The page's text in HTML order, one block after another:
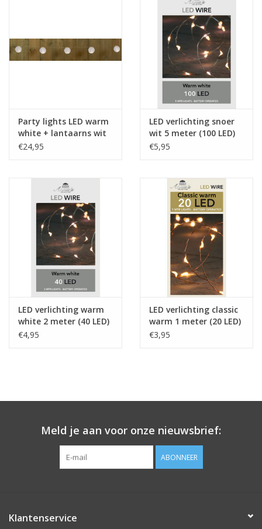
Party lights LED warm
white + lantaarns wit
7.2 meter
€24,95
LED verlichting snoer
wit 5 meter (100 LED)
€5,95
LED verlichting warm
white 2 meter (40 LED)
€4,95
LED verlichting classic
warm 1 meter (20 LED)
€3,95
Meld je aan voor onze nieuwsbrief:
ABONNEER
Klantenservice